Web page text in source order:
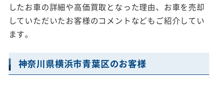
したお車の詳細や高価買取となった理由、お車を売却
していただいたお客様のコメントなどもご紹介してい
ます。
神奈川県横浜市青葉区のお客様